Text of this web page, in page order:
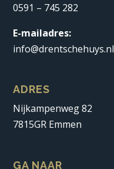
0591 – 745 282
E-mailadres:
info@drentschehuys.nl
ADRES
Nijkampenweg 82
7815GR Emmen
GA NAAR